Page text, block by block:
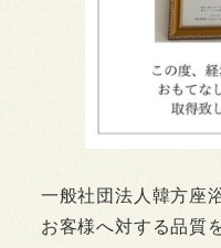
一般社団法人韓方座
お客様へ対する品質